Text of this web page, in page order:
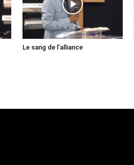
Le sang de l’alliance